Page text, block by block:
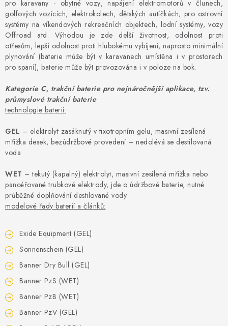
pro karavany - obytné vozy; napájení elektromotorů v člunech,
golfových vozících, elektrokolech, dětských autíčkách; pro ostrovní
systémy na víkendových rekreačních objektech, lodní systémy, vozy
Offroad atd. Výhodou je zde delší životnost, odolnost proti
otřesům, lepší odolnost proti hlubokému vybíjení, naprosto minimální
plynování (baterie může být v karavanech umístěna i v prostorech
pro spaní), baterie může být provozována i v poloze na bok.
Kategorie C, trakční baterie pro nejnáročnější aplikace, tzv.
průmyslové trakční baterie
technologie baterií:
GEL – elektrolyt zasáknutý v tixotropním gelu, masivní zesílená
mřížka desek, bezúdržbové provedení – nedolévá se destilovaná
voda
WET – tekutý (kapalný) elektrolyt, masivní zesílená mřížka nebo
pancéřované trubkové elektrody, jde o údržbové baterie, nutné
průběžné doplňování destilované vody
modelové řady baterií a článků:
Exide Equipment (GEL)
Sonnenschein (GEL)
Banner Dry Bull (GEL)
Banner PzS (WET)
Banner PzB (WET)
Banner PzV (GEL)